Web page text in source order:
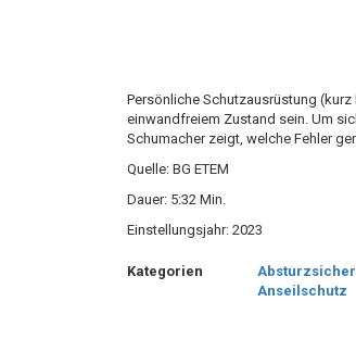
Persönliche Schutzausrüstung
einwandfreiem Zustand sein. Um
Schumacher zeigt, welche Fehler
Quelle: BG ETEM
Dauer: 5:32 Min.
Einstellungsjahr: 2023
Kategorien
Anseilschutz